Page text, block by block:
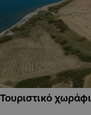
Τουριστικό